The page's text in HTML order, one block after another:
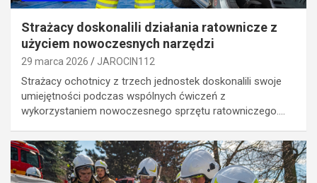
Strażacy doskonalili działania ratownicze z
użyciem nowoczesnych narzędzi
29 marca 2026 JAROCIN112
Strażacy ochotnicy z trzech jednostek doskonalili swoje
umiejętności podczas wspólnych ćwiczeń z
wykorzystaniem nowoczesnego sprzętu ratowniczego.…